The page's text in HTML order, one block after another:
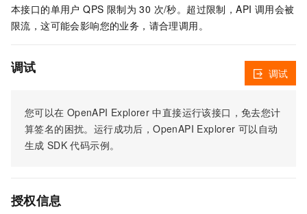
本接口的单用户 QPS 限制为 30 次/秒。超过限制，API 调用会被
限流，这可能会影响您的业务，请合理调用。
调试
您可以在 OpenAPI Explorer 中直接运行该接口，免去您计
算签名的困扰。运行成功后，OpenAPI Explorer 可以自动
生成 SDK 代码示例。
调试
授权信息